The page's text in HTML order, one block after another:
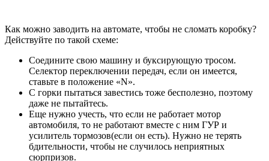
Как можно заводить на автомате, чтобы не сломать коробку?
Действуйте по такой схеме:
Соедините свою машину и буксирующую тросом.
Селектор переключении передач, если он имеется,
ставьте в положение «N».
С горки пытаться завестись тоже бесполезно, поэтому
даже не пытайтесь.
Еще нужно учесть, что если не работает мотор
автомобиля, то не работают вместе с ним ГУР и
усилитель тормозов(если он есть). Нужно не терять
бдительности, чтобы не случилось неприятных
сюрпризов.